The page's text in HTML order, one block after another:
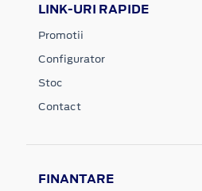
LINK-URI RAPIDE
Promotii
Configurator
Stoc
Contact
FINANTARE